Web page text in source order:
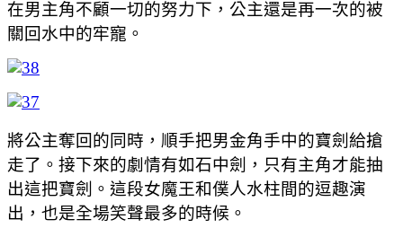
在男主角不顧一切的努力下，公主還是再一次的被
關回水中的牢寵。
將公主奪回的同時，順手把男金角手中的寶劍給搶
走了。接下來的劇情有如石中劍，只有主角才能抽
出這把寶劍。這段女魔王和僕人水柱間的逗趣演
出，也是全場笑聲最多的時候。